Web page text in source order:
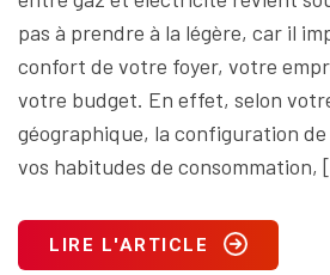
pas à prendre à la légère, car il
confort de votre foyer, votre
votre budget. En effet, selon
géographique, la configuration
vos habitudes de
LIRE L'ARTICLE